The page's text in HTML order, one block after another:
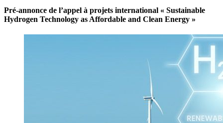
Pré-annonce de l’appel à projets international « Sustainable
Hydrogen Technology as Affordable and Clean Energy »